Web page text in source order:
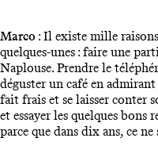
Marco : Il existe mille
quelques-unes : faire une
Naplouse. Prendre le
déguster un café en
fait frais et se laisser conter
et essayer les quelques
parce que dans dix ans, ce